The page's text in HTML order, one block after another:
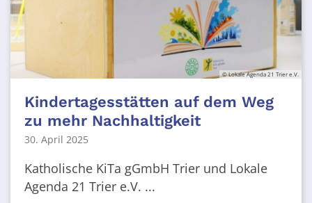
© Lokale Agenda 21 Trier e.V.
Kindertagesstätten auf dem Weg
zu mehr Nachhaltigkeit
30. April 2025
Katholische KiTa gGmbH Trier und Lokale
Agenda 21 Trier e.V. ...